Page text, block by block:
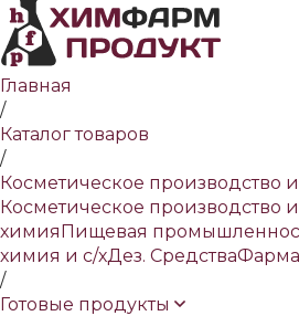
Главная
/
Каталог товаров
/
Косметическое производство
Косметическое производство
химияПищевая
химия и с/хДез. Средства
/
Готовые продукты